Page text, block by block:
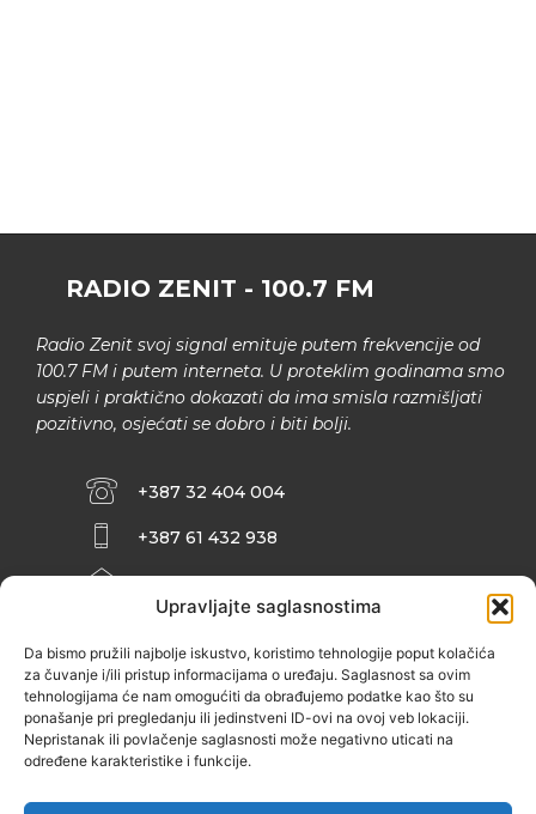
Upravljajte saglasnostima
Da bismo pružili najbolje iskustvo, koristimo tehnologije poput kolačića
za čuvanje i/ili pristup informacijama o uređaju. Saglasnost sa ovim
tehnologijama će nam omogućiti da obrađujemo podatke kao što su
ponašanje pri pregledanju ili jedinstveni ID-ovi na ovoj veb lokaciji.
Nepristanak ili povlačenje saglasnosti može negativno uticati na
određene karakteristike i funkcije.
RADIO ZENIT - 100.7 FM
Radio Zenit svoj signal emituje putem frekvencije od
100.7 FM i putem interneta. U proteklim godinama smo
uspjeli i praktično dokazati da ima smisla razmišljati
pozitivno, osjećati se dobro i biti bolji.
+387 32 404 004
+387 61 432 938
INFO@ZENIT.BA
ZENIČANKA, 3. SPRAT), 72000 ZENICA